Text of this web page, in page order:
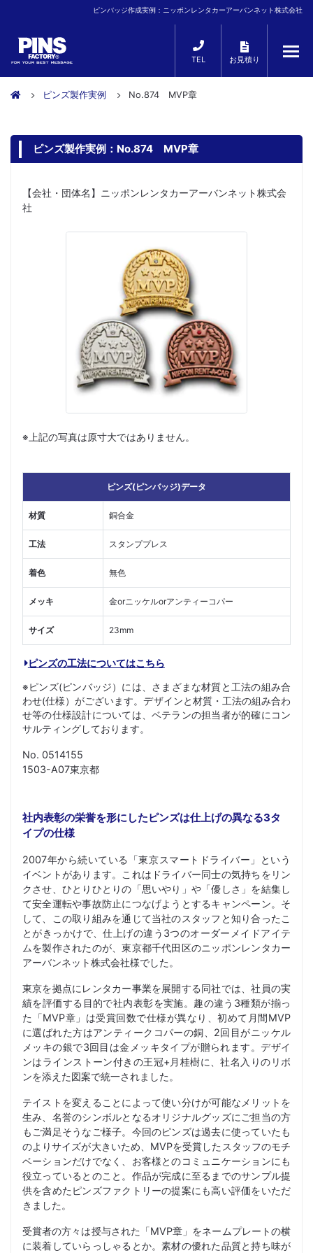
ピンバッジ作成実例：ニッポンレンタカーアーバンネット株式会社
TEL お見積り
ピンズ製作実例 No.874 MVP章
ピンズ製作実例：No.874 MVP章
【会社・団体名】ニッポンレンタカーアーバンネット株式会
社
※上記の写真は原寸大ではありません。
ピンズ(ピンバッジ)データ
材質 銅合金
工法 スタンププレス
着色 無色
メッキ 金orニッケルorアンティーコパー
サイズ 23mm
ピンズの工法についてはこちら
※ピンズ(ピンバッジ）には、さまざまな材質と工法の組み合
わせ(仕様）がございます。デザインと材質・工法の組み合わ
せ等の仕様設計については、ベテランの担当者が的確にコン
サルティングしております。
No. 0514155
1503-A07東京都
社内表彰の栄誉を形にしたピンズは仕上げの異なる3タ
イプの仕様
2007年から続いている「東京スマートドライバー」という
イベントがあります。これはドライバー同士の気持ちをリン
クさせ、ひとりひとりの「思いやり」や「優しさ」を結集し
て安全運転や事故防止につなげようとするキャンペーン。そ
して、この取り組みを通じて当社のスタッフと知り合ったこ
とがきっかけで、仕上げの違う3つのオーダーメイドアイテ
ムを製作されたのが、東京都千代田区のニッポンレンタカー
アーバンネット株式会社様でした。
東京を拠点にレンタカー事業を展開する同社では、社員の実
績を評価する目的で社内表彰を実施。趣の違う3種類が揃っ
た「MVP章」は受賞回数で仕様が異なり、初めて月間MVP
に選ばれた方はアンティークコパーの銅、2回目がニッケル
メッキの銀で3回目は金メッキタイプが贈られます。デザイ
ンはラインストーン付きの王冠+月桂樹に、社名入りのリボ
ンを添えた図案で統一されました。
テイストを変えることによって使い分けが可能なメリットを
生み、名誉のシンボルとなるオリジナルグッズにご担当の方
もご満足そうなご様子。今回のピンズは過去に使っていたも
のよりサイズが大きいため、MVPを受賞したスタッフのモチ
ベーションだけでなく、お客様とのコミュニケーションにも
役立っているとのこと。作品が完成に至るまでのサンプル提
供を含めたピンズファクトリーの提案にも高い評価をいただ
きました。
受賞者の方々は授与された「MVP章」をネームプレートの横
に装着していらっしゃるとか。素材の優れた品質と持ち味が